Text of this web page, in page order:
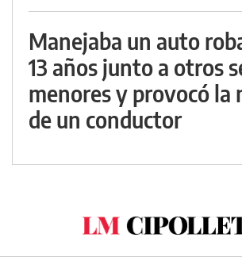
Manejaba un auto
13 años junto a otros
menores y provocó la
de un conductor